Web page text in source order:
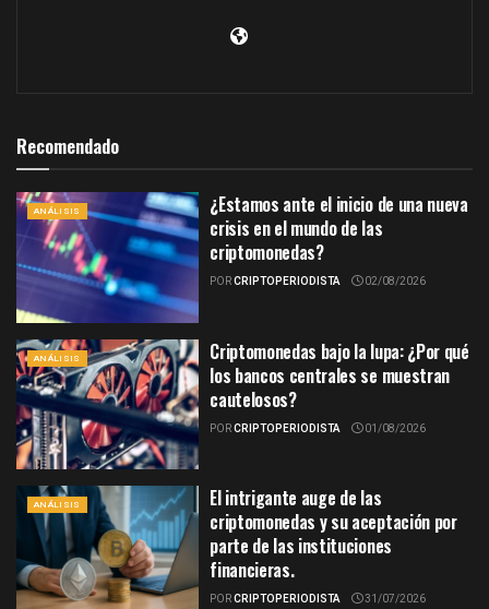
Recomendado
ANÁLISIS
¿Estamos ante el inicio de una nueva
crisis en el mundo de las
criptomonedas?
PORCRIPTOPERIODISTA 02/08/2026
ANÁLISIS
Criptomonedas bajo la lupa: ¿Por qué
los bancos centrales se muestran
cautelosos?
PORCRIPTOPERIODISTA 01/08/2026
ANÁLISIS
El intrigante auge de las
criptomonedas y su aceptación por
parte de las instituciones
financieras.
PORCRIPTOPERIODISTA 31/07/2026